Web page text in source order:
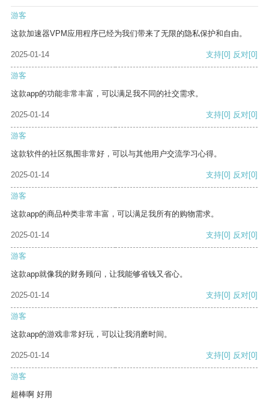
游客
这款加速器VPM应用程序已经为我们带来了无限的隐私保护和自由。
2025-01-14 支持[0] 反对[0]
游客
这款app的功能非常丰富，可以满足我不同的社交需求。
2025-01-14 支持[0] 反对[0]
游客
这款软件的社区氛围非常好，可以与其他用户交流学习心得。
2025-01-14 支持[0] 反对[0]
游客
这款app的商品种类非常丰富，可以满足我所有的购物需求。
2025-01-14 支持[0] 反对[0]
游客
这款app就像我的财务顾问，让我能够省钱又省心。
2025-01-14 支持[0] 反对[0]
游客
这款app的游戏非常好玩，可以让我消磨时间。
2025-01-14 支持[0] 反对[0]
游客
超棒啊 好用